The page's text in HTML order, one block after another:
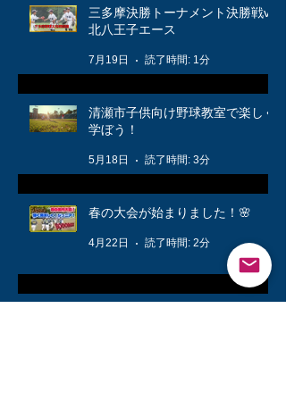
三多摩決勝トーナメント決勝戦vs
北八王子エース
7月19日 読了時間: 1分
清瀬市子供向け野球教室で楽しく
学ぼう！
5月18日 読了時間: 3分
春の大会が始まりました！🌸
4月22日 読了時間: 2分